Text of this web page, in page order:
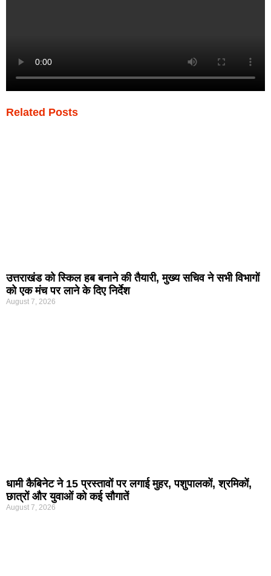
Related Posts
उत्तराखंड को स्किल हब बनाने की तैयारी, मुख्य सचिव ने सभी विभागों
को एक मंच पर लाने के दिए निर्देश
August 7, 2026
धामी कैबिनेट ने 15 प्रस्तावों पर लगाई मुहर, पशुपालकों, श्रमिकों,
छात्रों और युवाओं को कई सौगातें
August 7, 2026